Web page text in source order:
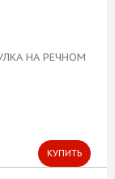
НА РЕЧНОМ
КУПИТЬ